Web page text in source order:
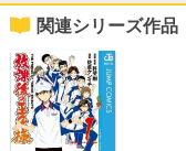
関連シリーズ作品